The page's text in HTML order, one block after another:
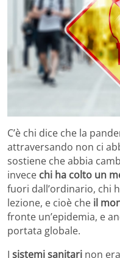
C’è chi dice che la
attraversando non ci
sostiene che abbia
invece chi ha colto un
fuori dall’ordinario, chi
lezione, e cioè che il
fronte un’epidemia, e
portata globale.
I sistemi sanitari non